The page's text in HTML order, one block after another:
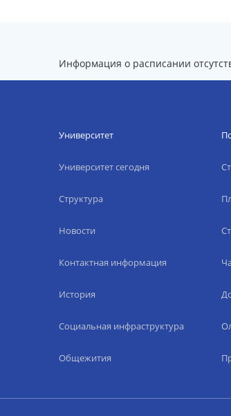
Информация о расписании
Университет
Университет сегодня
Структура
Новости
Контактная информация
История
Социальная инфраструктура
Общежития